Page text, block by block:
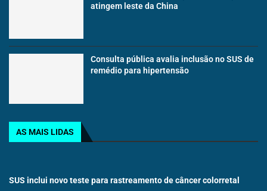
atingem leste da China
Consulta pública avalia inclusão no SUS de
remédio para hipertensão
AS MAIS LIDAS
SUS inclui novo teste para rastreamento de câncer colorretal